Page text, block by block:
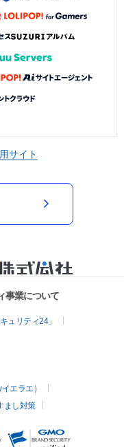
サイト
事業について
ュリティ24」
エラエ）
まし対策